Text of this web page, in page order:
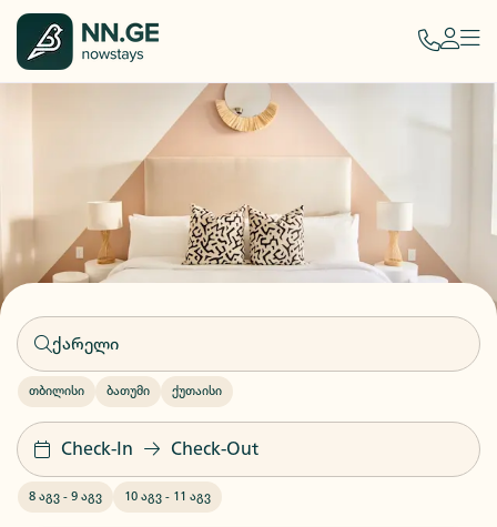
თბილისი ბათუმი ქუთაისი
Check-In Check-Out
8 აგვ - 9 აგვ 10 აგვ - 11 აგვ